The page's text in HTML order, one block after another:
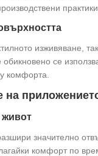
практики.
изживяване,
се
комфорта.
на
живот
значително
комфорт по